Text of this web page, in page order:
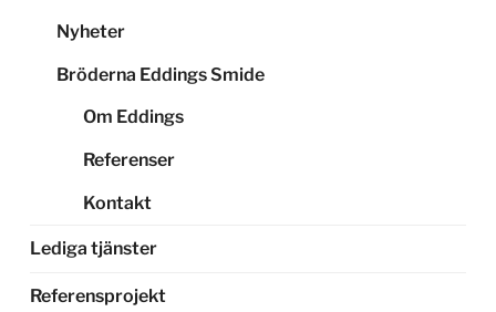
Nyheter
Bröderna Eddings Smide
Om Eddings
Referenser
Kontakt
Lediga tjänster
Referensprojekt